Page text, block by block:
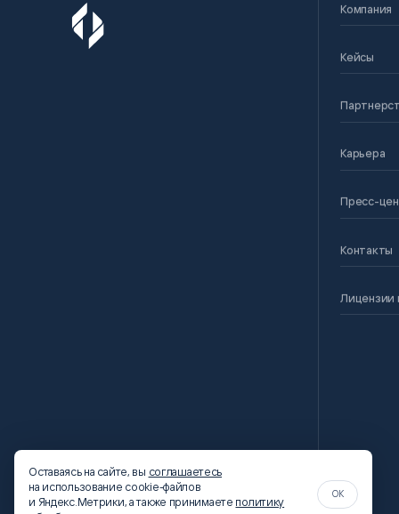
Компания
Кейсы
Карьера
Пресс-
Контакты
Лицензии
Оставаясь на сайте, вы соглашаетесь
на использование cookie-файлов
и Яндекс.Метрики, а также принимаете политику
OK